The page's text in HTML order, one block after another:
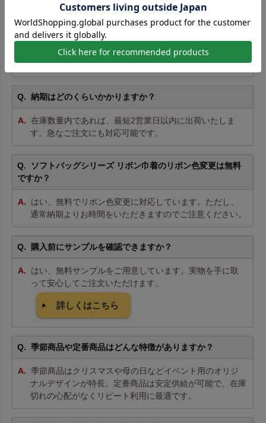
最小ロットは何枚から注文できますか？
10枚からご注文いただけます。小ロットは割高ですが、
試し購入や小規模仕入れにも便利です。
納期はどのくらいかかりますか？
在庫数量内であれば、最短2営業日以内に出荷いたしま
す。急なご注文にも対応可能です。
ソフトバッグシリーズ リボン巾着のリボン色変更は無料
ですか？
はい、無料でリボン色変更に対応しています。ただし、
通常納期よりお時間をいただきますのでご注意ください。
購入前にサンプルを確認できますか？
はい、無料サンプルをご用意しています。実物を手に取
って安心してご注文いただけます。
詳しくはこちら
季節商品や定番商品はどんな特徴がありますか？
季節商品はクリスマスや母の日などイベント用のオリジ
ナルデザインが特長。定番商品は安定供給が可能で、在庫
切れの心配がなくリピート利用に最適です。